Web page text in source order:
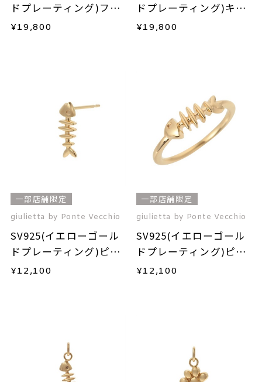
ドプレーティング)フレ
ッシュウォーターパー
¥19,800
ドプレーティング)キュ
ービックジルコニアリ
¥19,800
一部店舗限定
giulietta by Ponte Vecchio
SV925(イエローゴール
ドプレーティング)ピア
ス(片耳用)
¥12,100
一部店舗限定
giulietta by Ponte Vecchio
SV925(イエローゴール
ドプレーティング)ピン
キーリング
¥12,100